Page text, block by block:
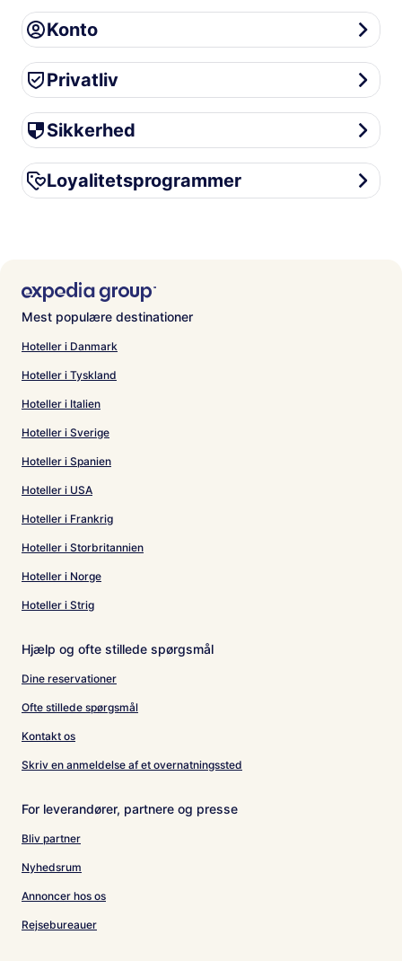
Konto
Konto
Privatliv
Privatliv
Sikkerhed
Sikkerhed
Loyalitetsprogrammer
Loyalitetsprogrammer
Mest populære destinationer
Hoteller i Danmark
Hoteller i Tyskland
Hoteller i Italien
Hoteller i Sverige
Hoteller i Spanien
Hoteller i USA
Hoteller i Frankrig
Hoteller i Storbritannien
Hoteller i Norge
Hoteller i Strig
Hjælp og ofte stillede spørgsmål
Dine reservationer
Ofte stillede spørgsmål
Kontakt os
Skriv en anmeldelse af et overnatningssted
For leverandører, partnere og presse
Bliv partner
Nyhedsrum
Annoncer hos os
Rejsebureauer